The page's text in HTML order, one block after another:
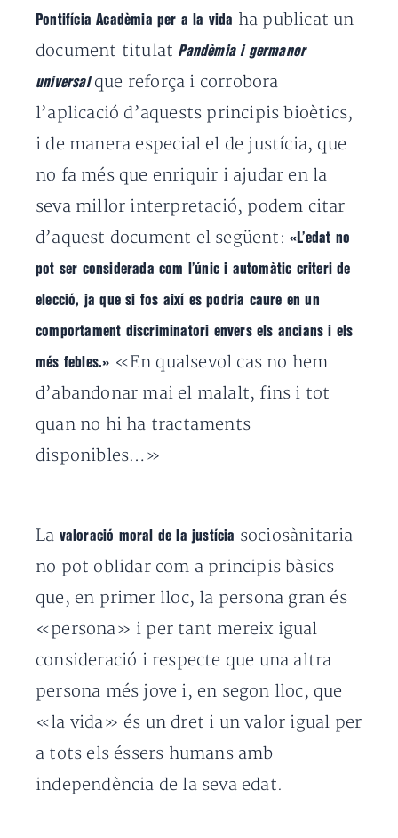
Pontifícia Acadèmia per a la vida ha publicat un
document titulat Pandèmia i germanor
universalque reforça i corrobora
l’aplicació d’aquests principis bioètics,
i de manera especial el de justícia, que
no fa més que enriquir i ajudar en la
seva millor interpretació, podem citar
d’aquest document el següent: «L’edat no
pot ser considerada com l’únic i automàtic criteri de
elecció, ja que si fos així es podria caure en un
comportament discriminatori envers els ancians i els
més febles.» «En qualsevol cas no hem
d’abandonar mai el malalt, fins i tot
quan no hi ha tractaments
disponibles…»
La valoració moral de la justícia sociosànitaria
no pot oblidar com a principis bàsics
que, en primer lloc, la persona gran és
«persona» i per tant mereix igual
consideració i respecte que una altra
persona més jove i, en segon lloc, que
«la vida» és un dret i un valor igual per
a tots els éssers humans amb
independència de la seva edat.